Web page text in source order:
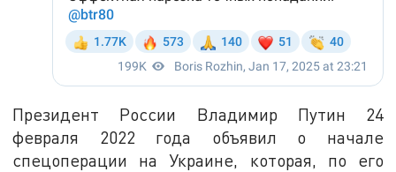
Президент России Владимир Путин 24
февраля 2022 года объявил о начале
спецоперации на Украине, которая, по его